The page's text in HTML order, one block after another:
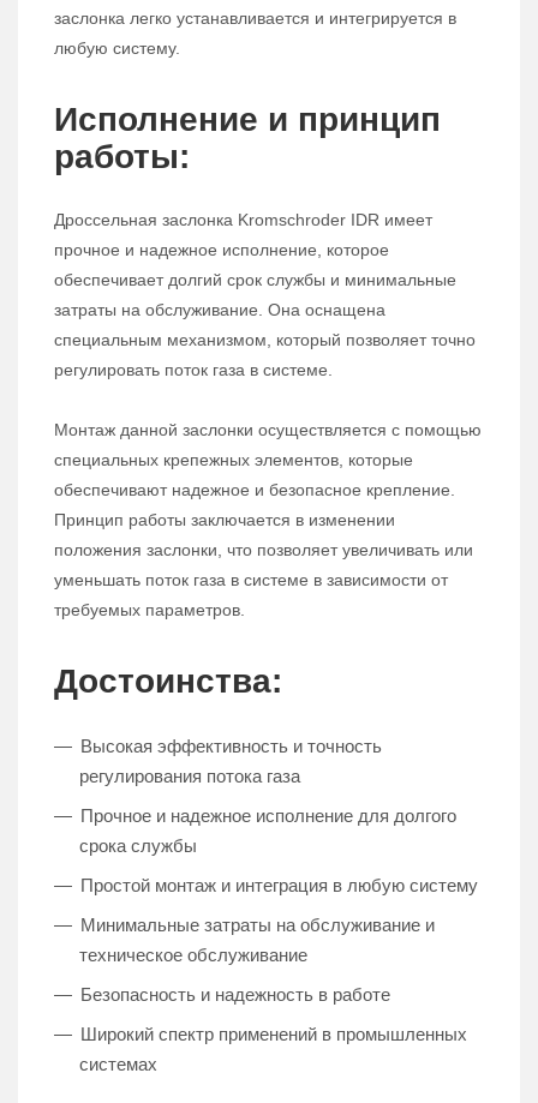
заслонка легко устанавливается и интегрируется в
любую систему.
Исполнение и принцип
работы:
Дроссельная заслонка Kromschroder IDR имеет
прочное и надежное исполнение, которое
обеспечивает долгий срок службы и минимальные
затраты на обслуживание. Она оснащена
специальным механизмом, который позволяет точно
регулировать поток газа в системе.
Монтаж данной заслонки осуществляется с помощью
специальных крепежных элементов, которые
обеспечивают надежное и безопасное крепление.
Принцип работы заключается в изменении
положения заслонки, что позволяет увеличивать или
уменьшать поток газа в системе в зависимости от
требуемых параметров.
Достоинства:
Высокая эффективность и точность
регулирования потока газа
Прочное и надежное исполнение для долгого
срока службы
Простой монтаж и интеграция в любую систему
Минимальные затраты на обслуживание и
техническое обслуживание
Безопасность и надежность в работе
Широкий спектр применений в промышленных
системах